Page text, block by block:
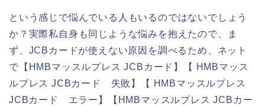
という感じで悩んでいる人もいるのではないでしょう
か？実際私自身も同じような悩みを抱えたので、ま
ず、JCBカードが使えない原因を調べるため、ネット
で【HMBマッスルプレス JCBカード】【 HMBマッス
ルプレス JCBカード 失敗】【 HMBマッスルプレス
JCBカード エラー】【HMBマッスルプレス JCBカー